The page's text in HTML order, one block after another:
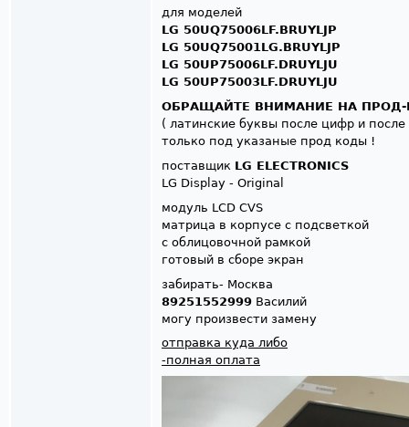
для моделей
LG 50UQ75006LF.BRUYLJP
LG 50UQ75001LG.BRUYLJP
LG 50UP75006LF.DRUYLJU
LG 50UP75003LF.DRUYLJU
ОБРАЩАЙТЕ ВНИМАНИЕ НА
( латинские буквы после цифр и после
только под указаные прод коды !
поставщик LG ELECTRONICS
LG Display - Original
модуль LCD CVS
матрица в корпусе с подсветкой
с облицовочной рамкой
готовый в сборе экран
забирать- Москва
89251552999 Василий
могу произвести замену
отправка куда либо
-полная оплата